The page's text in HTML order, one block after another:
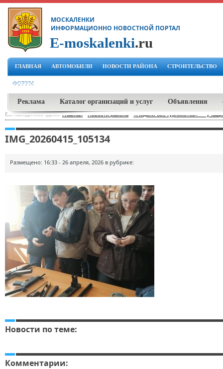
МОСКАЛЕНКИ
ИНФОРМАЦИОННО НОВОСТНОЙ ПОРТАЛ
E-moskalenki.ru
ГЛАВНАЯ АВТОМОБИЛИ НОВОСТИ РАЙОНА СТРОИТЕЛЬСТВО
ФОРУМ
Реклама Каталог организаций и услуг Объявления
Вы находитесь здесь:Главная-Новости района «Неделя без турникетов» —
IMG_20260415_105134
Размещено: 16:33 - 26 апреля, 2026 в рубрике:
Новости по теме:
Комментарии: